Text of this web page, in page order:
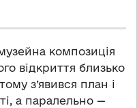
композиція
відкриття близько
з’явився план і
а паралельно —